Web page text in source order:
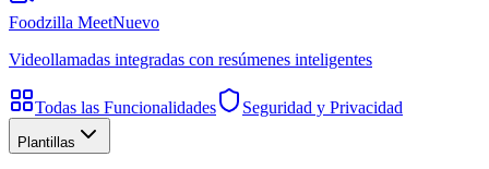
Foodzilla MeetNuevo
Videollamadas integradas con resúmenes inteligentes
Todas las Funcionalidades Seguridad y Privacidad
Plantillas